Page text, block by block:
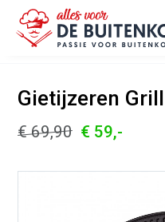
werkdag verzonden
Alle
Gietijzeren
€ 69,90 € 59,-